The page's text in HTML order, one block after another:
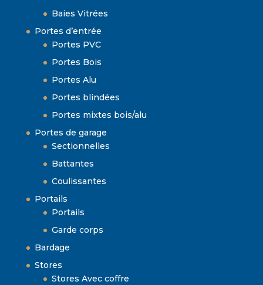
Baies Vitrées
Portes d’entrée
Portes PVC
Portes Bois
Portes Alu
Portes blindées
Portes mixtes bois/alu
Portes de garage
Sectionnelles
Battantes
Coulissantes
Portails
Portails
Garde corps
Bardage
Stores
Stores Avec coffre